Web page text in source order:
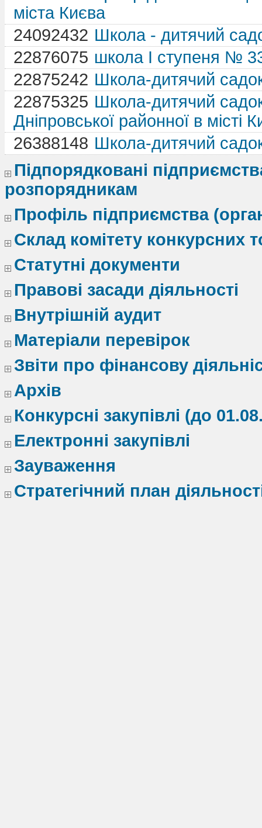
міста Києва
24092432 Школа - дитячий
22876075 школа І ступеня №
22875242 Школа-дитячий
22875325 Школа-дитячий
Дніпровської районної в місті
26388148 Школа-дитячий
Підпорядковані
розпорядникам
Профіль підприємства
Склад комітету конкурсних
Статутні документи
Правові засади діяльності
Внутрішній аудит
Матеріали перевірок
Звіти про фінансову
Архів
Конкурсні закупівлі (до
Електронні закупівлі
Зауваження
Стратегічний план